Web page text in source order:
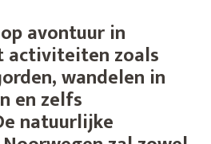
avontuur in
activiteiten zoals
wandelen in
en zelfs
natuurlijke